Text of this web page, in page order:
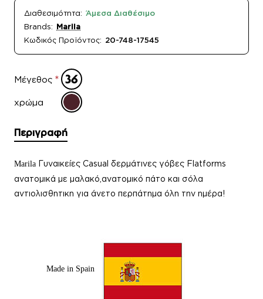
Διαθεσιμότητα: Άμεσα Διαθέσιμο
Brands: Marila
Κωδικός Προϊόντος: 20-748-17545
Μέγεθος
χρώμα
Περιγραφή
Marila Γυναικείες Casual δερμάτινες γόβες Flatforms
ανατομικά με μαλακό,ανατομικό πάτο και σόλα
αντιολισθητικη για άνετο περπάτημα όλη την ημέρα!
Made in Spain